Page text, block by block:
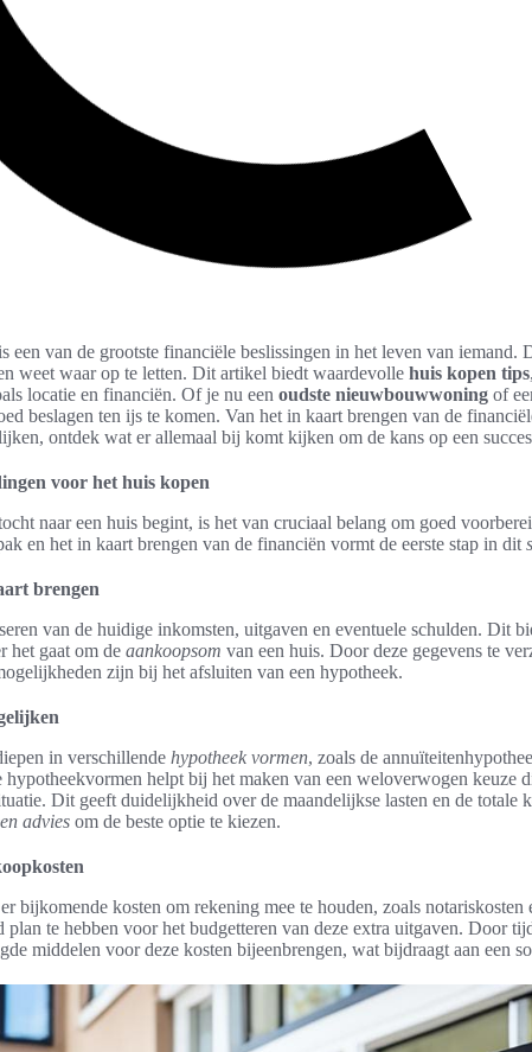
een van de grootste financiële beslissingen in het leven van iemand.
weet waar op te letten. Dit artikel biedt waardevolle huis kopen tips
locatie en financiën. Of je nu een oudste nieuwbouwwoning of
beslagen ten ijs te komen. Van het in kaart brengen van de
ontdek wat er allemaal bij komt kijken om de kans op een
voor het huis kopen
naar een huis begint, is het van cruciaal belang om goed
en het in kaart brengen van de financiën vormt de eerste stap in dit
brengen
van de huidige inkomsten, uitgaven en eventuele schulden. Dit
het gaat om de aankoopsom van een huis. Door deze gegevens te
zijn bij het afsluiten van een hypotheek.
in verschillende hypotheek vormen, zoals de
helpt bij het maken van een weloverwogen keuze
Dit geeft duidelijkheid over de maandelijkse lasten en de totale
advies om de beste optie te kiezen.
bijkomende kosten om rekening mee te houden, zoals notariskosten
plan te hebben voor het budgetteren van deze extra uitgaven. Door
middelen voor deze kosten bijeenbrengen, wat bijdraagt aan een